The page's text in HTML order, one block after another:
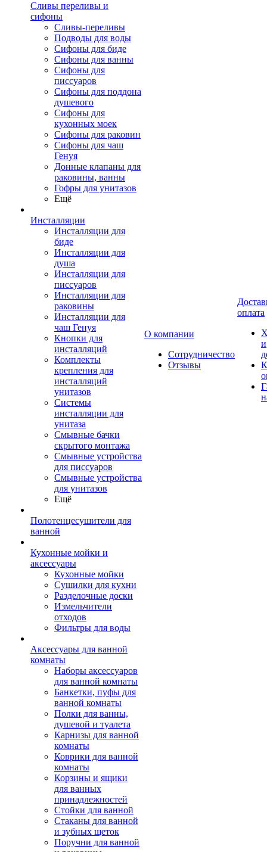
Сливы переливы и
сифоны
Сливы-переливы
Подводы для воды
Сифоны для биде
Сифоны для ванны
Сифоны для
писсуаров
Сифоны для поддона
душевого
Сифоны для
кухонных моек
Сифоны для раковин
Сифоны для чаш
Генуя
Донные клапаны для
раковины, ванны
Гофры для унитазов
Ещё
Инсталляции
Инсталляции для
биде
Инсталляции для
душа
Инсталляции для
писсуаров
Инсталляции для
раковины
Инсталляции для
чаш Генуя
Кнопки для
инсталляций
Комплекты
крепления для
инсталляций
унитазов
Системы
инсталляции для
унитаза
Смывные бачки
скрытого монтажа
Смывные устройства
для писсуаров
Смывные устройства
для унитазов
Ещё
Полотенцесушители для
ванной
Кухонные мойки и
аксессуары
Кухонные мойки
Сушилки для кухни
Разделочные доски
Измельчители
отходов
Фильтры для воды
Аксессуары для ванной
комнаты
Наборы аксессуаров
для ванной комнаты
Банкетки, пуфы для
ванной комнаты
Полки для ванны,
душевой и туалета
Карнизы для ванной
комнаты
Коврики для ванной
комнаты
Корзины и ящики
для ванных
принадлежностей
Стойки для ванной
Стаканы для ванной
и зубных щеток
Поручни для ванной
О компании
Сотрудничество
Отзывы
оплата
и